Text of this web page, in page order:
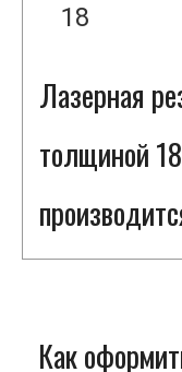
18
Лазерная
толщиной
Как